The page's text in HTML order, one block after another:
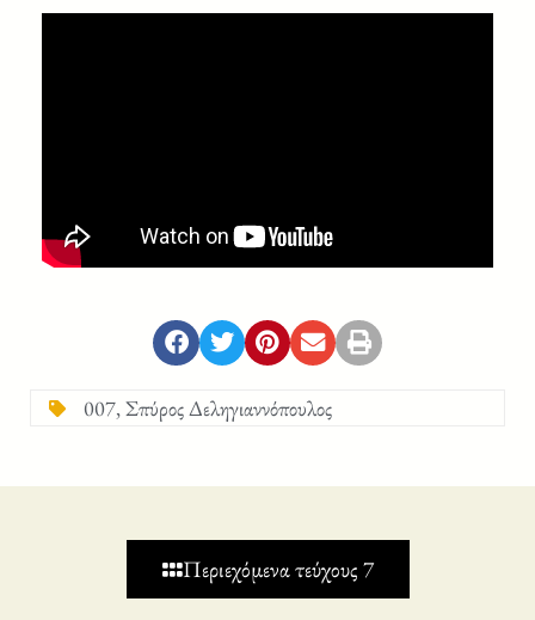
007,Σπύρος Δεληγιαννόπουλος
Περιεχόμενα τεύχους 7